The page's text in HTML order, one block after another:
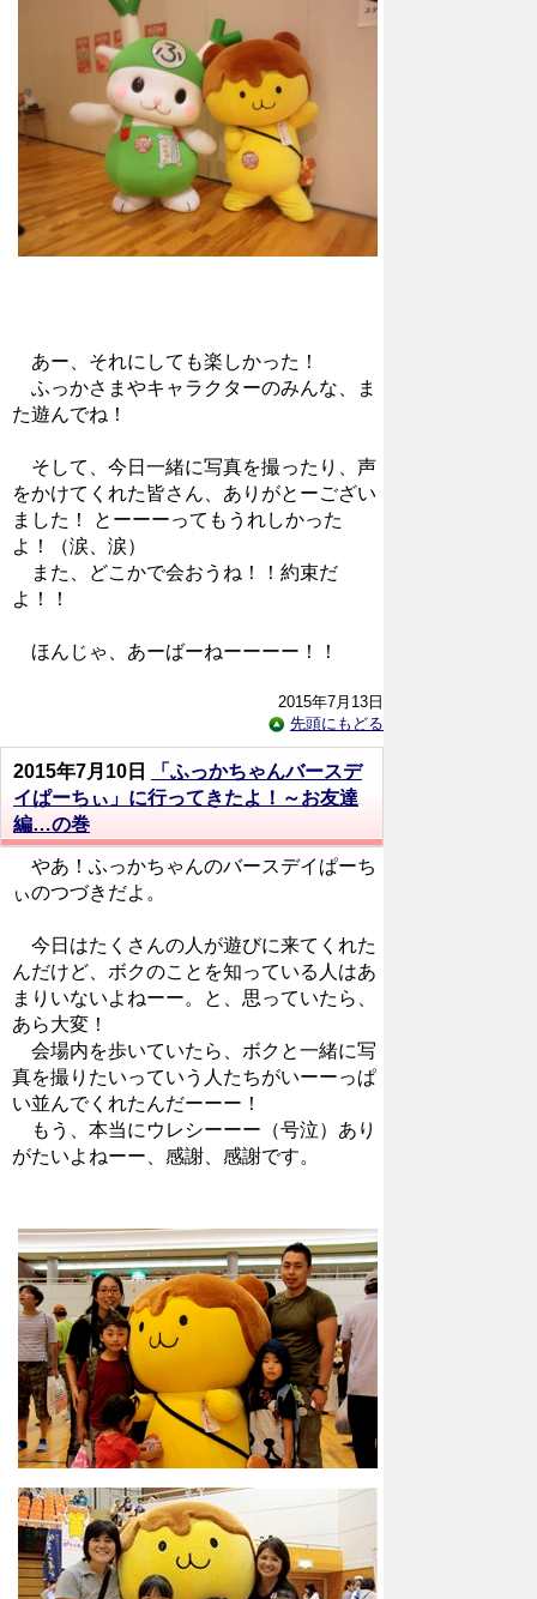
あー、それにしても楽しかった！
ふっかさまやキャラクターのみんな、ま
た遊んでね！
そして、今日一緒に写真を撮ったり、声
をかけてくれた皆さん、ありがとーござい
ました！ とーーーってもうれしかった
よ！（涙、涙）
また、どこかで会おうね！！約束だ
よ！！
ほんじゃ、あーばーねーーーー！！
2015年7月13日
先頭にもどる
2015年7月10日
「ふっかちゃんバースデ
イぱーちぃ」に行ってきたよ！～お友達
編…の巻
やあ！ふっかちゃんのバースデイぱーち
ぃのつづきだよ。
今日はたくさんの人が遊びに来てくれた
んだけど、ボクのことを知っている人はあ
まりいないよねーー。と、思っていたら、
あら大変！
会場内を歩いていたら、ボクと一緒に写
真を撮りたいっていう人たちがいーーっぱ
い並んでくれたんだーーー！
もう、本当にウレシーーー（号泣）あり
がたいよねーー、感謝、感謝です。